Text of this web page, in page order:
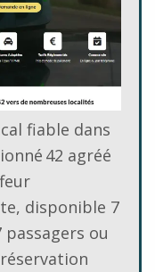
fiable dans
42 agréé
disponible 7
passagers ou